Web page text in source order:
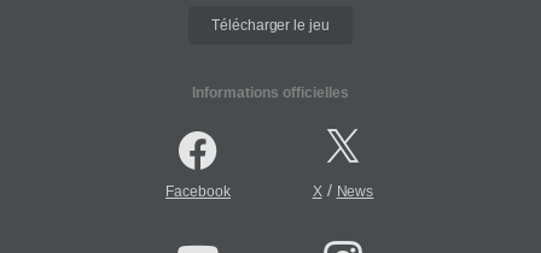
Télécharger le jeu
Informations officielles
Facebook X/ News